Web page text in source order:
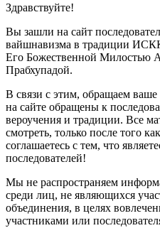
Здравствуйте!
Вы зашли на сайт
вайшнавизма в традиции
Его Божественной Милостью
Прабхупадой.
В связи с этим, обращаем
на сайте обращены к
вероучения и традиции. Все
смотреть, только после того
соглашаетесь с тем, что
последователей!
Мы не распространяем
среди лиц, не являющихся
объединения, в целях
участниками или